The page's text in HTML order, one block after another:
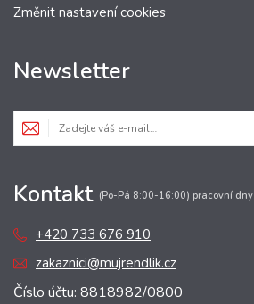
Změnit nastavení cookies
Newsletter
Kontakt (Po-Pá 8:00-16:00) pracovní dny
+420 733 676 910
zakaznici@mujrendlik.cz
Číslo účtu: 8818982/0800